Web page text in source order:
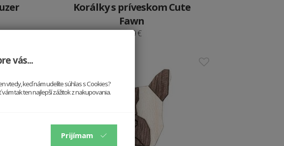
Korálky s príveskom Cute
Fawn
14.9 €
vás...
vtedy, keď nám udelíte súhlas s Cookies?
tak ten najlepší zážitok z nakupovania.
Prijímam